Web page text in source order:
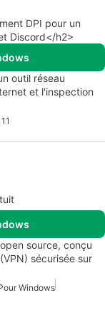
DPI pour un
Discord</h2>
outil réseau
et l'inspection
source, conçu
sécurisée sur
Windows